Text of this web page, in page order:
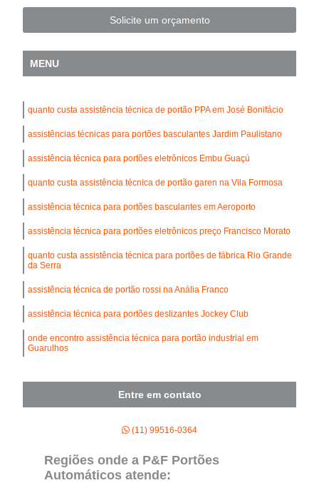
Solicite um orçamento
MENU
quanto custa assistência técnica de portão PPA em José Bonifácio
assistências técnicas para portões basculantes Jardim Paulistano
assistência técnica para portões eletrônicos Embu Guaçú
quanto custa assistência técnica de portão garen na Vila Formosa
assistência técnica para portões basculantes em Aeroporto
assistência técnica para portões eletrônicos preço Francisco Morato
quanto custa assistência técnica para portões de fábrica Rio Grande
da Serra
assistência técnica de portão rossi na Anália Franco
assistência técnica para portões deslizantes Jockey Club
onde encontro assistência técnica para portão industrial em
Guarulhos
Entre em contato
(11) 99516-0364
Regiões onde a P&F Portões
Automáticos atende: